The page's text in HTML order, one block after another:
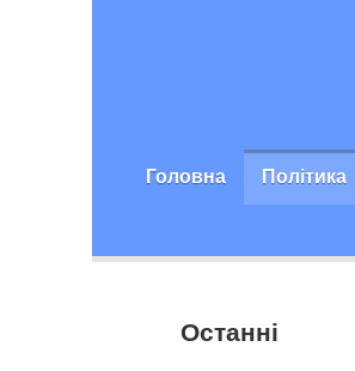
Головна Політика
Останні